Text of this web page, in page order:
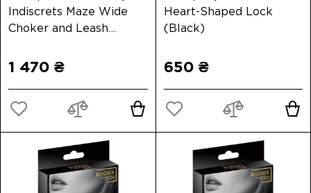
Indiscrets Maze Wide
Choker and Leash
1 470 ₴
Heart-Shaped Lock
(Black)
650 ₴